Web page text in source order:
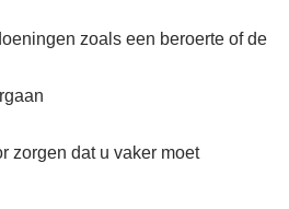
zoals een beroerte of de
zorgen dat u vaker moet